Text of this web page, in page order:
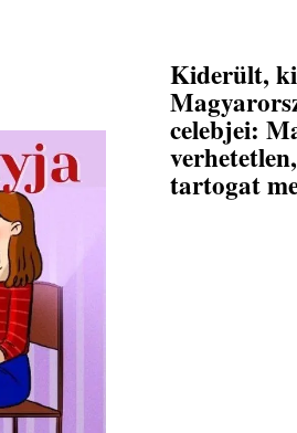
Kiderült,
celebjei:
tartogat